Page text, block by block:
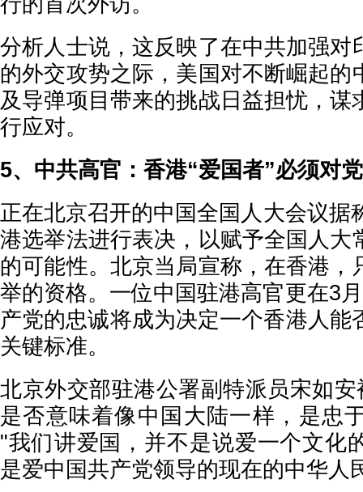
分析人士说，这反映了在中共加强对
的外交攻势之际，美国对不断崛起的
及导弹项目带来的挑战日益担忧，谋
行应对。
5、中共高官：香港“爱国者”必须对
正在北京召开的中国全国人大会议据
港选举法进行表决，以赋予全国人大
的可能性。北京当局宣称，在香港，
举的资格。一位中国驻港高官更在3
产党的忠诚将成为决定一个香港人能
关键标准。
北京外交部驻港公署副特派员宋如安
是否意味着像中国大陆一样，是忠
"我们讲爱国，并不是说爱一个文化
是爱中国共产党领导的现在的中华人